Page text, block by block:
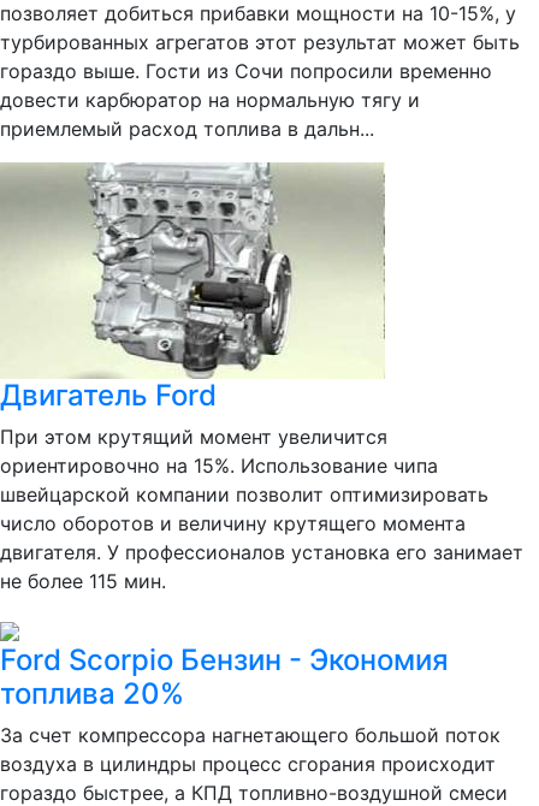
позволяет добиться прибавки мощности на 10-15%, у
турбированных агрегатов этот результат может быть
гораздо выше. Гости из Сочи попросили временно
довести карбюратор на нормальную тягу и
приемлемый расход топлива в дальн...
Двигатель Ford
При этом крутящий момент увеличится
ориентировочно на 15%. Использование чипа
швейцарской компании позволит оптимизировать
число оборотов и величину крутящего момента
двигателя. У профессионалов установка его занимает
не более 115 мин.
Ford Scorpio Бензин - Экономия
топлива 20%
За счет компрессора нагнетающего большой поток
воздуха в цилиндры процесс сгорания происходит
гораздо быстрее, а КПД топливно-воздушной смеси